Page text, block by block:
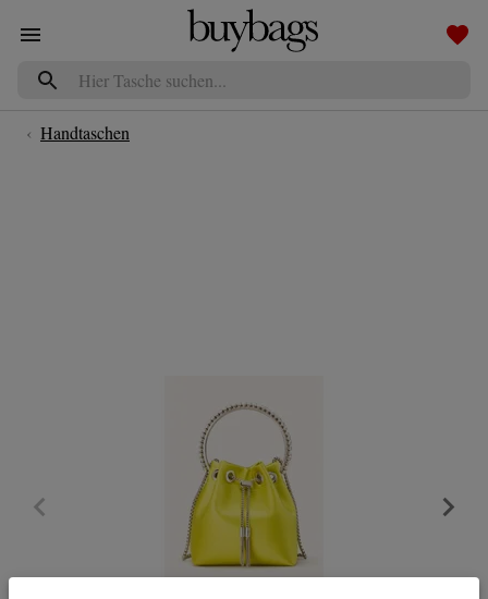
‹ Handtaschen
Navigated to Jimmy Choo Beuteltasche Bon Bon gelb